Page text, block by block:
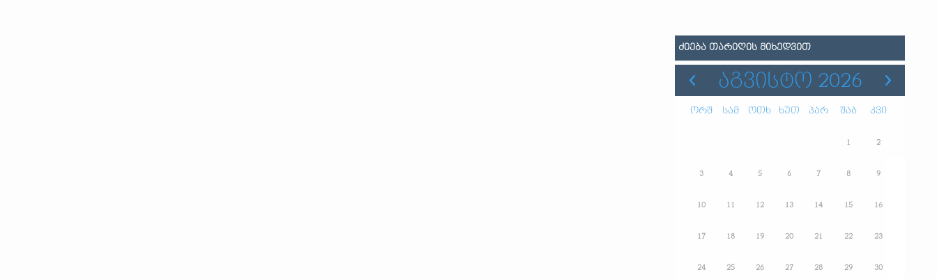
ᲫᲘᲔᲑᲐ ᲗᲐᲠᲘᲦᲘᲡ ᲛᲘᲮᲔᲓᲕᲘᲗ
ᲐᲒᲕᲘᲡᲢᲝ 2026
ორშ სამ ოთხ ხუთ პარ შაბ კვი
1 2
3 4 5 6 7 8 9
10 11 12 13 14 15 16
17 18 19 20 21 22 23
24 25 26 27 28 29 30